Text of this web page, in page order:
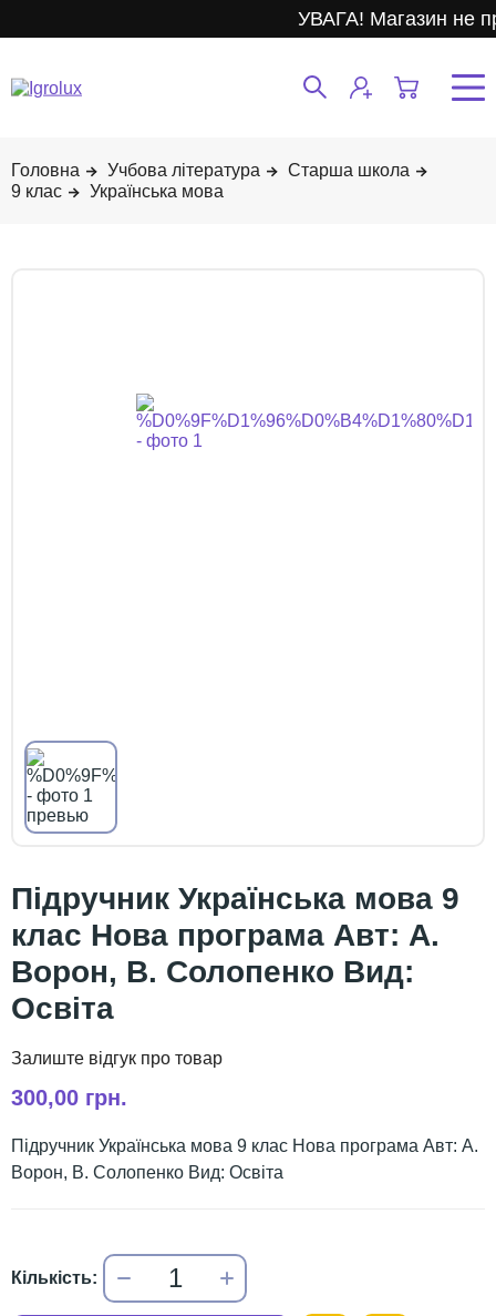
УВАГА! Магазин не
Учбова література
Старша школа
9 клас
Українська мова
Підручник Українська мова 9
клас Нова програма Авт: А.
Ворон, В. Солопенко Вид:
Освіта
300,00 грн.
Підручник Українська мова 9 клас Нова програма Авт: А.
Ворон, В. Солопенко Вид: Освіта